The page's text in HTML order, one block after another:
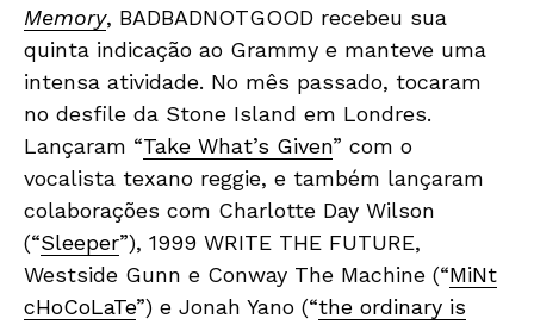
Memory, BADBADNOTGOOD recebeu sua
quinta indicação ao Grammy e manteve uma
intensa atividade. No mês passado, tocaram
no desfile da Stone Island em Londres.
Lançaram “Take What’s Given” com o
vocalista texano reggie, e também lançaram
colaborações com Charlotte Day Wilson
(“Sleeper”), 1999 WRITE THE FUTURE,
Westside Gunn e Conway The Machine (“MiNt
cHoCoLaTe”) e Jonah Yano (“the ordinary is